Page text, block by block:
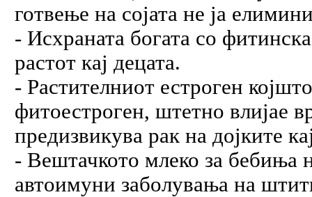
готвење на сојата не ја
- Исхраната богата со
растот кај децата.
- Растителниот естроген
фитоестроген, штетно влијае
предизвикува рак на дојките
- Вештачкото млеко за бебиња
автоимуни заболувања на